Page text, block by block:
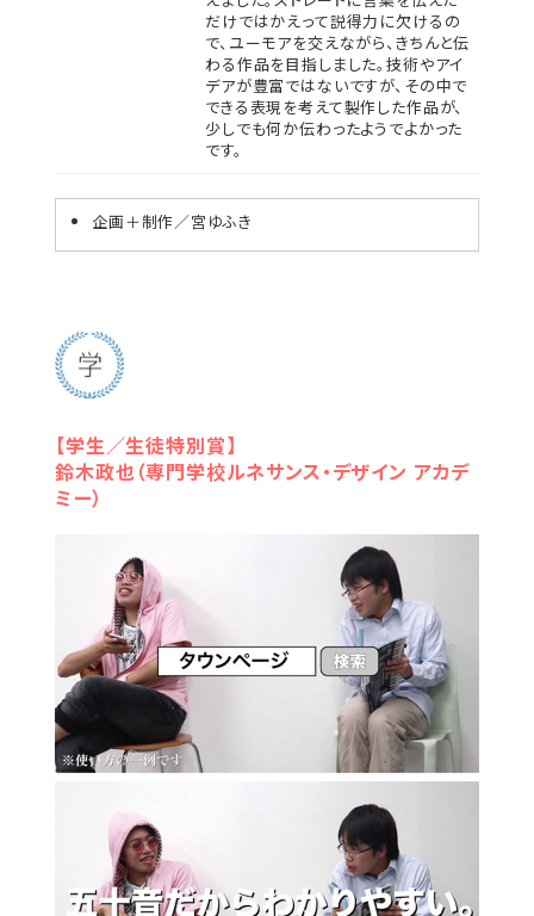
だけではかえって説得力に欠けるの
で、ユーモアを交えながら、きちんと伝
わる作品を目指しました。技術やアイ
デアが豊富ではないですが、その中で
できる表現を考えて製作した作品が、
少しでも何か伝わったようでよかった
です。
企画＋制作／宮ゆふき
【学生／生徒特別賞】
鈴木政也（専門学校ルネサンス・デザイン アカデ
ミー）